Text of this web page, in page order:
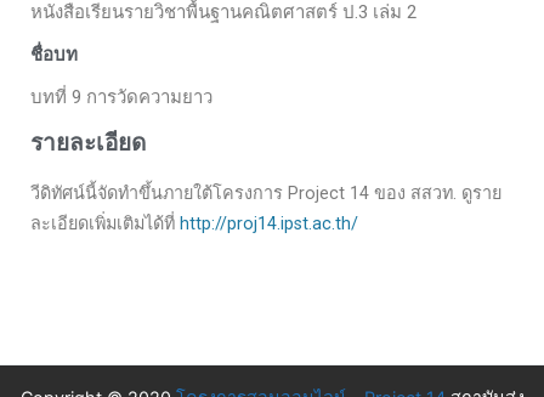
หนังสือเรียนรายวิชาพื้นฐานคณิตศาสตร์ ป.3 เล่ม 2
ชื่อบท
บทที่ 9 การวัดความยาว
รายละเอียด
วีดิทัศน์นี้จัดทำขึ้นภายใต้โครงการ Project 14 ของ สสวท. ดูราย
ละเอียดเพิ่มเติมได้ที่ http://proj14.ipst.ac.th/